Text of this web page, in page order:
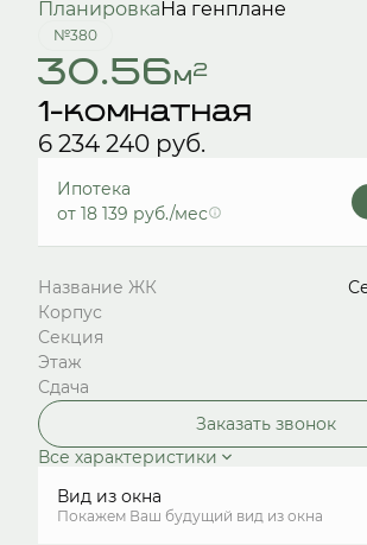
ПланировкаНа генплане
№380
30.56м2
1-комнатная
6 234 240 руб.
Ипотека
от 18 139 руб./мес
Название ЖК
Корпус
Секция
Этаж
Сдача
Заказать звонок
Все характеристики
Вид из окна
Покажем Ваш будущий вид из окна